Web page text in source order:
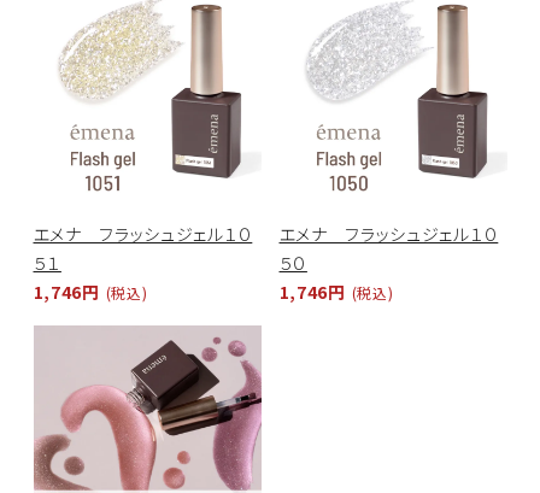
エメナ フラッシュジェル１０
５１
1,746円 (税込)
エメナ フラッシュジェル１０
５０
1,746円 (税込)